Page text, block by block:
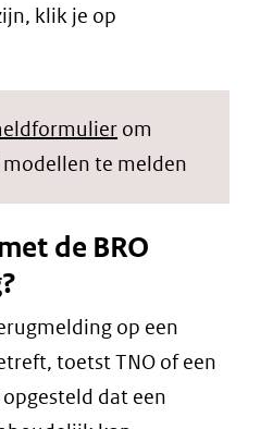
klik je op
om
te melden
de BRO
op een
toetst TNO of een
dat een